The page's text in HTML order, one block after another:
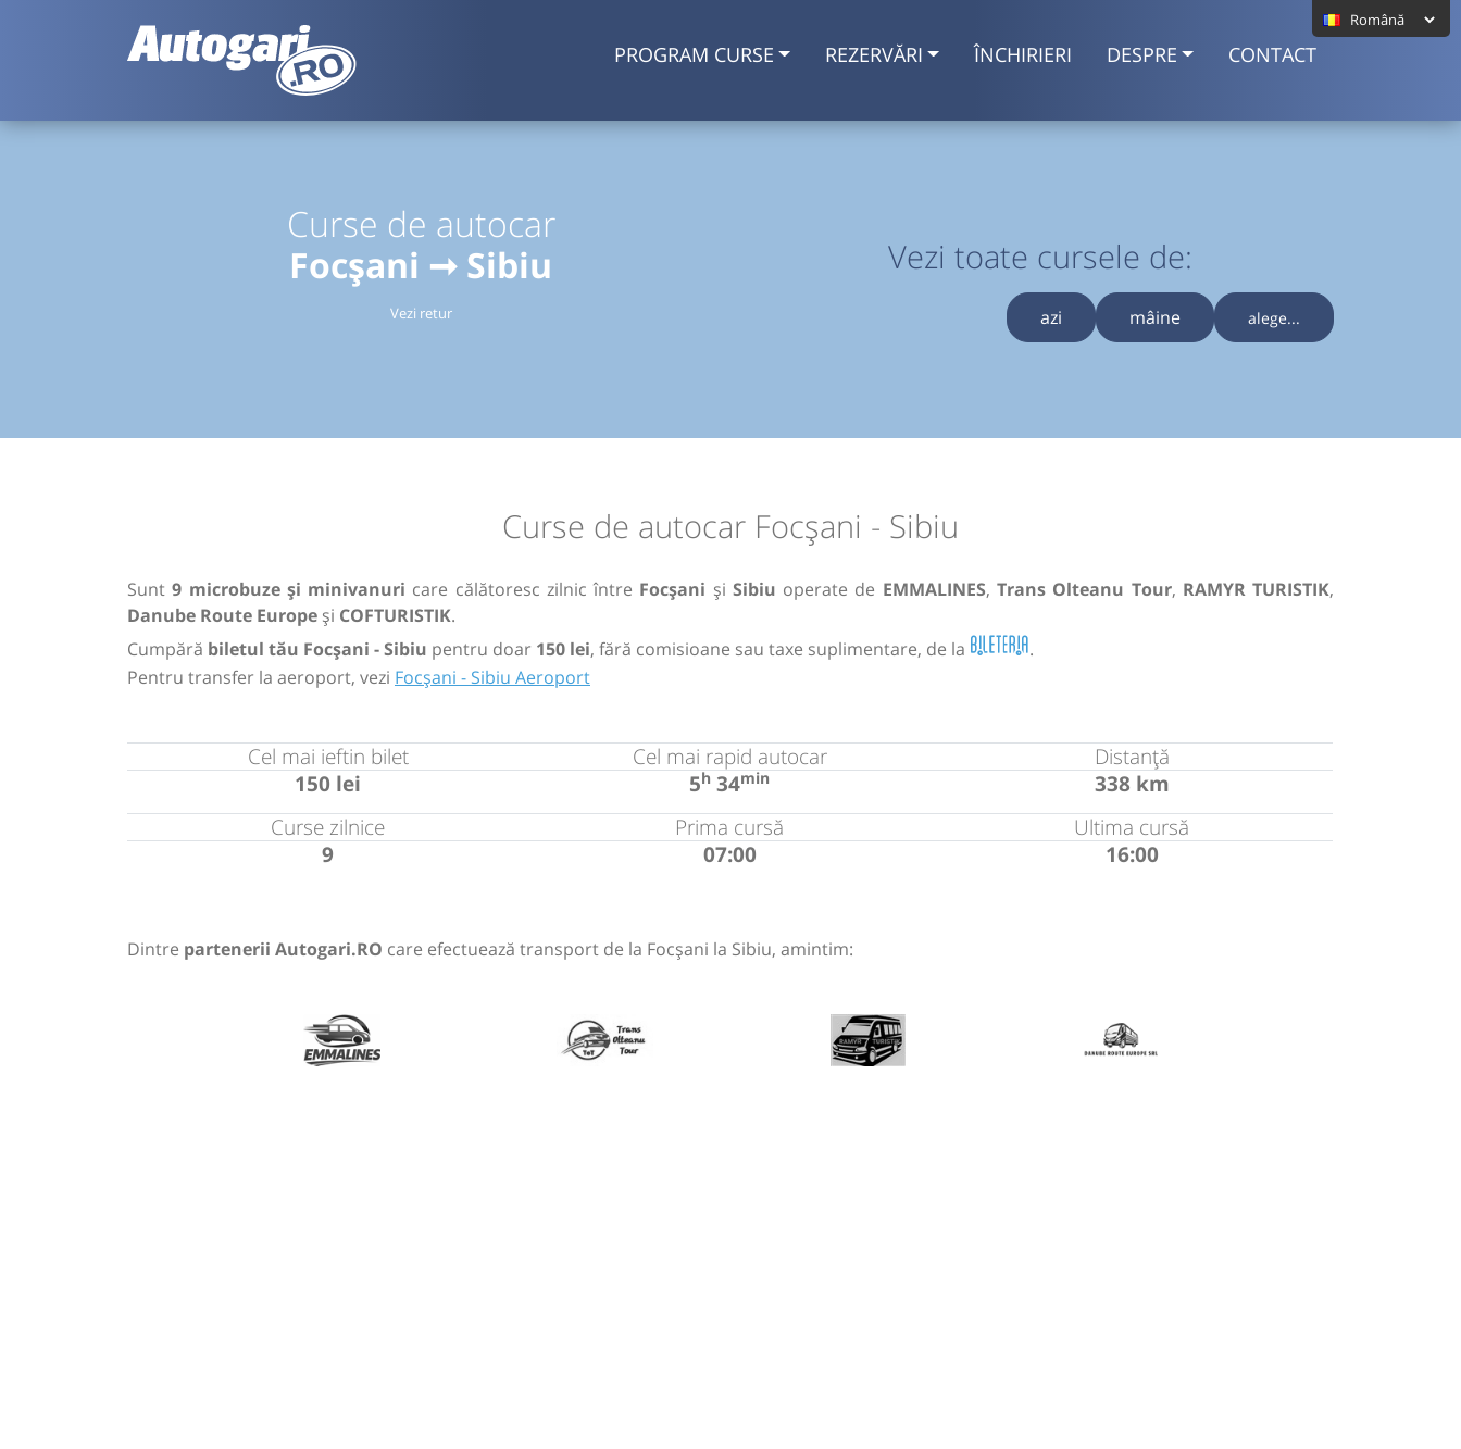
PROGRAM CURSE REZERVĂRI ÎNCHIRIERI DESPRE CONTACT
Curse de autocar
Focșani ➞ Sibiu
Vezi retur
Vezi toate cursele de:
azi mâine alege...
Curse de autocar Focșani - Sibiu
Sunt9 microbuze și minivanuri care călătoresc zilnic între Focșani și Sibiu operate de EMMALINES, Trans Olteanu Tour, RAMYR TURISTIK,
Danube Route Europe și COFTURISTIK.
Cumpără biletul tău Focșani - Sibiu pentru doar 150 lei, fără comisioane sau taxe suplimentare, de la
.
Pentru transfer la aeroport, vezi Focșani - Sibiu Aeroport
Cel mai ieftin bilet
150 lei
Cel mai rapid autocar
5h 34min
Distanță
338 km
Curse zilnice
9
Prima cursă
07:00
Ultima cursă
16:00
Dintre partenerii Autogari.RO care efectuează transport de la Focșani la Sibiu, amintim: